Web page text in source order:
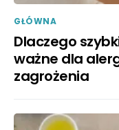
GŁÓWNA
Dlaczego
ważne dla
zagrożenia